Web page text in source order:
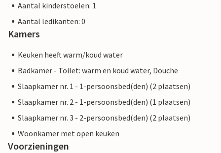
Aantal kinderstoelen: 1
Aantal ledikanten: 0
Kamers
Keuken heeft warm/koud water
Badkamer - Toilet: warm en koud water, Douche
Slaapkamer nr. 1 - 1-persoonsbed(den) (2 plaatsen)
Slaapkamer nr. 2 - 1-persoonsbed(den) (1 plaatsen)
Slaapkamer nr. 3 - 2-persoonsbed(den) (2 plaatsen)
Woonkamer met open keuken
Voorzieningen